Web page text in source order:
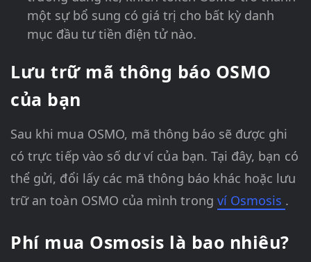
một sự bổ sung có giá trị cho bất kỳ danh
mục đầu tư tiền điện tử nào.
Lưu trữ mã thông báo OSMO
của bạn
Sau khi mua OSMO, mã thông báo sẽ được ghi
có trực tiếp vào số dư ví của bạn. Tại đây, bạn có
thể gửi, đổi lấy các mã thông báo khác hoặc lưu
trữ an toàn OSMO của mình trong ví Osmosis .
Phí mua Osmosis là bao nhiêu?